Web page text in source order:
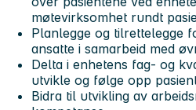
møtevirksomhet rundt
Planlegge og tilrettelegge
ansatte i samarbeid med
Delta i enhetens fag- og
utvikle og følge opp
Bidra til utvikling av